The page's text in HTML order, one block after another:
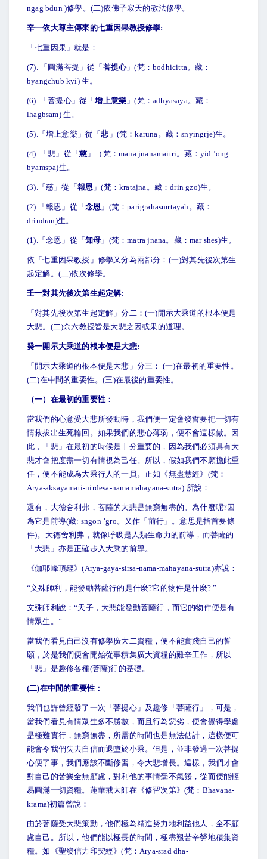
ngag bdun )修學。(二)依佛子寂天的教法修學。
辛一依大尊主傳來的七重因果教授修學:
「七重因果」就是：
(7). 「圓滿菩提」從「 菩提心」(梵：bodhicitta。藏：
byangchub kyi) 生。
(6). 「菩提心」從「增上意樂 」(梵：adhyasaya。藏：
lhagbsam) 生。
(5).「增上意樂」從「悲 」(梵：karuna。藏：snyingrje)生。
(4). 「悲」從「 慈 」（梵：mana jnanamaitri。藏：yid ’ong
byamspa)生。
(3).「慈」從「 報恩 」(梵：kratajna。藏：drin gzo)生。
(2).「報恩」從「念恩 」(梵：parigrahasmrtayah。藏：
drindran)生。
(1).「念恩」從「知母 」(梵：matra jnana。藏：mar shes)生。
依「七重因果教授」修學又分為兩部分：(一)對其先後次第生
起定解。(二)依次修學。
壬一對其先後次第生起定解:
「對其先後次第生起定解」分二：(一)開示大乘道的根本便是
大悲。(二)余六教授皆是大悲之因或果的道理。
癸一開示大乘道的根本便是大悲:
「開示大乘道的根本便是大悲」分三： (一)在最初的重要性。
(二)在中間的重要性。(三)在最後的重要性。
（一）在最初的重要性：
當我們的心意受大悲所發動時，我們便一定會發誓要把一切有
情救拔出生死輪回。如果我們的悲心薄弱，便不會這樣做。因
此，「悲」在最初的時候是十分重要的，因為我們必須具有大
悲才會把度盡一切有情視為己任。所以，假如我們不願擔此重
任，便不能成為大乘行人的一員。正如《無盡慧經》(梵：
Arya-aksayamati-nirdesa-namamahayana-sutra) 所說：
還有，大德舍利弗，菩薩的大悲是無窮無盡的。為什麼呢?因
為它是前導(藏: sngon ’gro。又作「前行」。意思是指首要條
件)。大德舍利弗，就像呼吸是人類生命力的前導，而菩薩的
「大悲」亦是正確步入大乘的前導。
《伽耶峰頂經》(Arya-gaya-sirsa-nama-mahayana-sutra)亦說：
“文殊師利，能發動菩薩行的是什麼?它的物件是什麼? ”
文殊師利說：“天子，大悲能發動菩薩行，而它的物件便是有
情眾生。”
當我們看見自己沒有修學廣大二資糧，便不能實踐自己的誓
願，於是我們便會開始從事積集廣大資糧的難辛工作，所以
「悲」是趣修各種(菩薩)行的基礎。
(二)在中間的重要性：
我們也許曾經發了一次「菩提心」及趣修「菩薩行」，可是，
當我們看見有情眾生多不勝數，而且行為惡劣，便會覺得學處
是極難實行，無窮無盡，所需的時間也是無法估計，這樣便可
能會令我們失去自信而退墮於小乘。但是，並非發過一次菩提
心便了事，我們應該不斷修習，令大悲增長。這樣，我們才會
對自己的苦樂全無顧慮，對利他的事情毫不氣餒，從而便能輕
易圓滿一切資糧。蓮華戒大師在《修習次第》(梵：Bhavana-
krama)初篇曾說：
由於菩薩受大悲策動，他們極為精進努力地利益他人，全不顧
慮自己。所以，他們能以極長的時間，極盡艱苦辛勞地積集資
糧。如《聖發信力印契經》(梵：Arya-srad dha-